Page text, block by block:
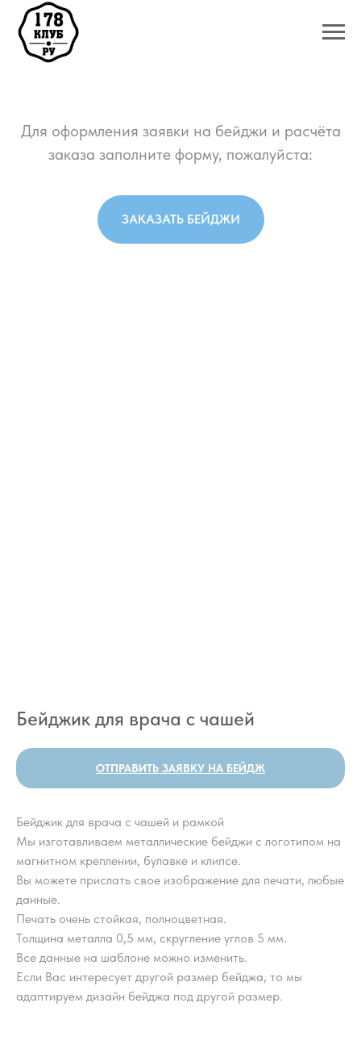
Для оформления заявки на бейджи и расчёта
заказа заполните форму, пожалуйста:
ЗАКАЗАТЬ БЕЙДЖИ
Бейджик для врача с чашей
ОТПРАВИТЬ ЗАЯВКУ НА БЕЙДЖ
Бейджик для врача с чашей и рамкой
Мы изготавливаем металлические бейджи с логотипом на
магнитном креплении, булавке и клипсе.
Вы можете прислать свое изображение для печати, любые
данные.
Печать очень стойкая, полноцветная.
Толщина металла 0,5 мм, скругление углов 5 мм.
Все данные на шаблоне можно изменить.
Если Вас интересует другой размер бейджа, то мы
адаптируем дизайн бейджа под другой размер.